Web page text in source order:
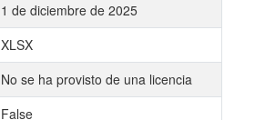
1 de diciembre de 2025
XLSX
No se ha provisto de una licencia
False